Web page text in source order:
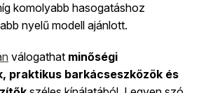
komolyabb hasogatáshoz
nyelű modell ajánlott.
válogathat minőségi
praktikus barkácseszközök és